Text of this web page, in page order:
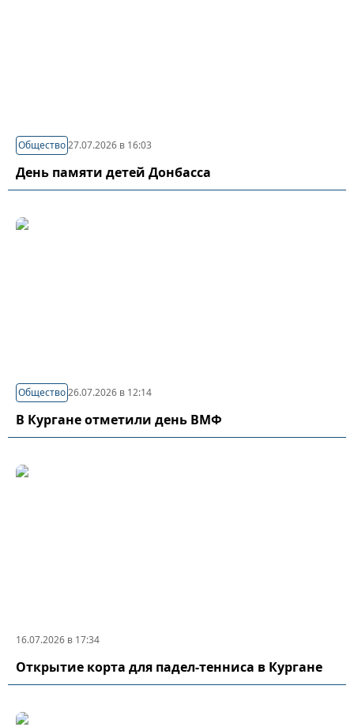
Общество27.07.2026 в 16:03
День памяти детей Донбасса
Общество26.07.2026 в 12:14
В Кургане отметили день ВМФ
16.07.2026 в 17:34
Открытие корта для падел-тенниса в Кургане